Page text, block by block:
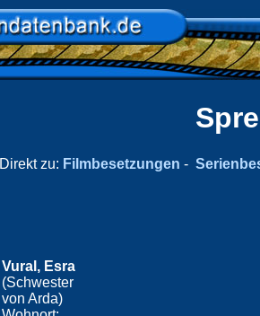
Direkt zu: Filmbesetzungen -
Vural, Esra
(Schwester
von Arda)